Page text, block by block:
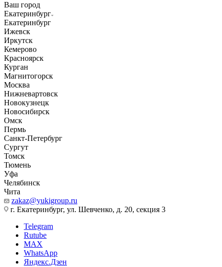
Ваш город
Екатеринбург
Екатеринбург
Ижевск
Иркутск
Кемерово
Красноярск
Курган
Магнитогорск
Москва
Нижневартовск
Новокузнецк
Новосибирск
Омск
Пермь
Санкт-Петербург
Сургут
Томск
Тюмень
Уфа
Челябинск
Чита
zakaz@yukigroup.ru
г. Екатеринбург, ул. Шевченко, д. 20, секция 3
Telegram
Rutube
MAX
WhatsApp
Яндекс.Дзен